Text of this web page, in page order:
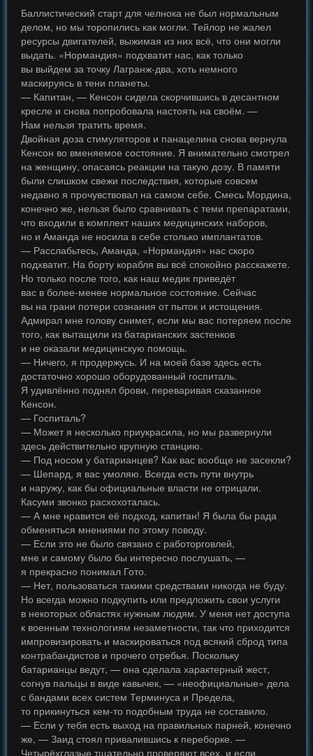
Баллистический старт для челнока не был нормальным
делом, но мы торопились как могли. Тейлор не жалел
ресурсы двигателей, выжимая из них всё, что они могли
выдать. «Нормандия» подхватит нас, как только
вы выйдем за точку Лагранж-два, хоть немного
маскируясь в тени планеты.
— Капитан, — Кенсон сидела скорчившись в десантном
кресле и снова попробовала настоять на своём. —
Нам нельзя тратить время.
Двойная доза стимуляторов и панацелина снова вернула
Кенсон во вменяемое состояние. Я внимательно смотрел
на женщину, опасаясь реакции на такую дозу. В памяти
были слишком свежи последствия, которые совсем
недавно я прочувствовал на самом себе. Смесь Мордина,
конечно же, нельзя было сравнивать с теми препаратами,
что входили в комплект наших медицинских наборов,
но и Аманда не носила в себе столько имплантатов.
— Расслабьтесь, Аманда, «Нормандия» нас скоро
подхватит. На борту корабля вы всё спокойно расскажете.
Но только после того, как наш медик приведёт
вас в более-менее нормальное состояние. Сейчас
вы на грани потери сознания от пыток и истощения.
Адмирал мне голову снимет, если мы вас потеряем после
того, как вытащили из батарианских застенков
и не оказали медицинскую помощь.
— Ничего, я продержусь. И на моей базе здесь есть
достаточно хорошо оборудованный госпиталь.
Я удивлённо поднял брови, переваривая сказанное
Кенсон.
— Госпиталь?
— Может я несколько приукрасила, но мы развернули
здесь действительно крупную станцию.
— Под носом у батарианцев? Как вас вообще не засекли?
— Шепард, я вас умоляю. Всегда есть пути внутрь
и наружу, как бы официальные власти не отрицали.
Касуми звонко расхохоталась.
— А мне нравится её подход, капитан! Я была бы рада
обменяться мнениями по этому поводу.
— Если это не было связано с работорговлей,
мне и самому было бы интересно послушать, —
я прекрасно понимал Гото.
— Нет, пользоваться такими средствами никогда не буду.
Но всегда можно подкупить или предложить свои услуги
в некоторых областях нужным людям. У меня нет доступа
к военным технологиям незаметности, так что приходится
импровизировать и маскироваться под всякий сброд типа
контрабандистов и прочего отребья. Поскольку
батарианцы ведут, — она сделала характерный жест,
согнув пальцы в виде кавычек, — «неофициальные» дела
с бандами всех систем Терминуса и Предела,
то прикинуться кем-то подобным труда не составило.
— Если у тебя есть выход на правильных парней, конечно
же, — Заид стоял привалившись к переборке. —
Четырёхглазые тщательно проверяют всех, и если